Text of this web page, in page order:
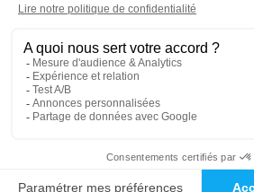
Abonnement Durée libre
13€35 Tarif Kiosque :
Tarif France métropolitaine